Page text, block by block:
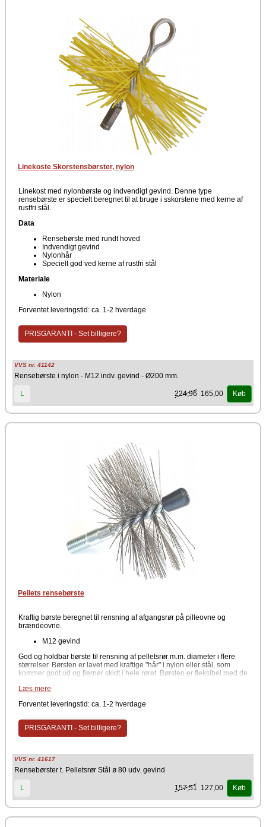
Linekoste Skorstensbørster, nylon
Linekost med nylonbørste og indvendigt gevind. Denne type
rensebørste er specielt beregnet til at bruge i sskorstene med kerne af
rustfri stål.
Data
Rensebørste med rundt hoved
Indvendigt gevind
Nylonhår
Specielt god ved kerne af rustfri stål
Materiale
Nylon
Forventet leveringstid: ca. 1-2 hverdage
PRISGARANTI - Set billigere?
VVS nr. 41142
Rensebørste i nylon - M12 indv. gevind - Ø200 mm.
L 224,96 165,00 Køb
Pellets rensebørste
Kraftig børste beregnet til rensning af afgangsrør på pilleovne og
brændeovne.
M12 gevind
God og holdbar børste til rensning af pelletsrør m.m. diameter i flere
størrelser. Børsten er lavet med kraftige "hår" i nylon eller stål, som
kommer godt ud og fjerner skidt i hele røret. Børsten er fleksibel med de
Læs mere
Forventet leveringstid: ca. 1-2 hverdage
PRISGARANTI - Set billigere?
VVS nr. 41617
Rensebørster t. Pelletsrør Stål ø 80 udv. gevind
L 157,51 127,00 Køb